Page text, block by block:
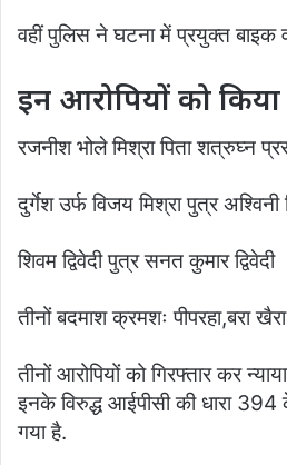
वहीं पुलिस ने घटना में प्रयुक्त बाइक
इन आरोपियों को किया
रजनीश भोले मिश्रा पिता शत्रुघ्न
दुर्गेश उर्फ विजय मिश्रा पुत्र अश्विनी
शिवम द्विवेदी पुत्र सनत कुमार द्विवेदी
तीनों बदमाश क्रमशः पीपरहा,बरा
तीनों आरोपियों को गिरफ्तार कर
इनके विरुद्ध आईपीसी की धारा
गया है.